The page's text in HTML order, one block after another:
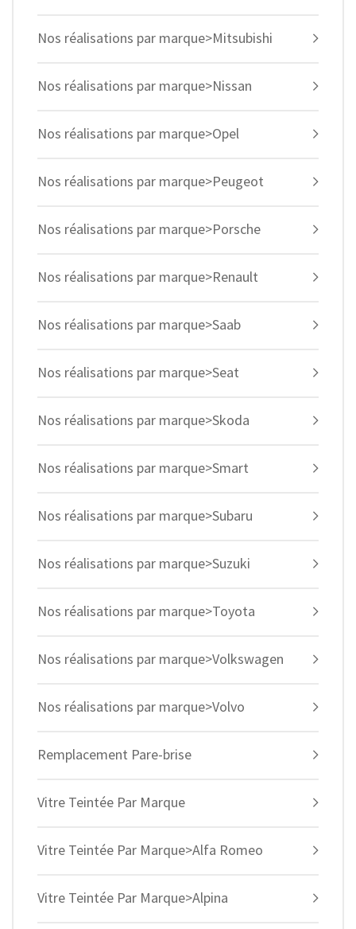
Nos réalisations par marque>Mitsubishi
Nos réalisations par marque>Nissan
Nos réalisations par marque>Opel
Nos réalisations par marque>Peugeot
Nos réalisations par marque>Porsche
Nos réalisations par marque>Renault
Nos réalisations par marque>Saab
Nos réalisations par marque>Seat
Nos réalisations par marque>Skoda
Nos réalisations par marque>Smart
Nos réalisations par marque>Subaru
Nos réalisations par marque>Suzuki
Nos réalisations par marque>Toyota
Nos réalisations par marque>Volkswagen
Nos réalisations par marque>Volvo
Remplacement Pare-brise
Vitre Teintée Par Marque
Vitre Teintée Par Marque>Alfa Romeo
Vitre Teintée Par Marque>Alpina